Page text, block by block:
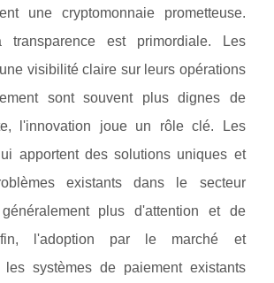
une cryptomonnaie prometteuse.
transparence est primordiale. Les
visibilité claire sur leurs opérations
sont souvent plus dignes de
l'innovation joue un rôle clé. Les
apportent des solutions uniques et
existants dans le secteur
plus d'attention et de
l'adoption par le marché et
les systèmes de paiement existants